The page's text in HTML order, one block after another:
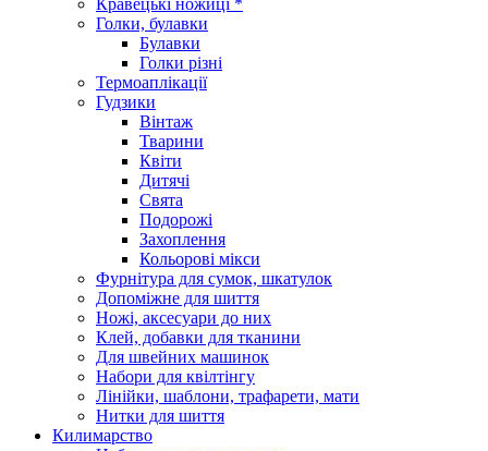
Голки, булавки
Булавки
Голки різні
Термоаплікації
Гудзики
Вінтаж
Тварини
Квіти
Дитячі
Свята
Подорожі
Захоплення
Кольорові мікси
Фурнітура для сумок, шкатулок
Допоміжне для шиття
Ножі, аксесуари до них
Клей, добавки для тканини
Для швейних машинок
Набори для квілтінгу
Лінійки, шаблони, трафарети, мати
Нитки для шиття
Килимарство